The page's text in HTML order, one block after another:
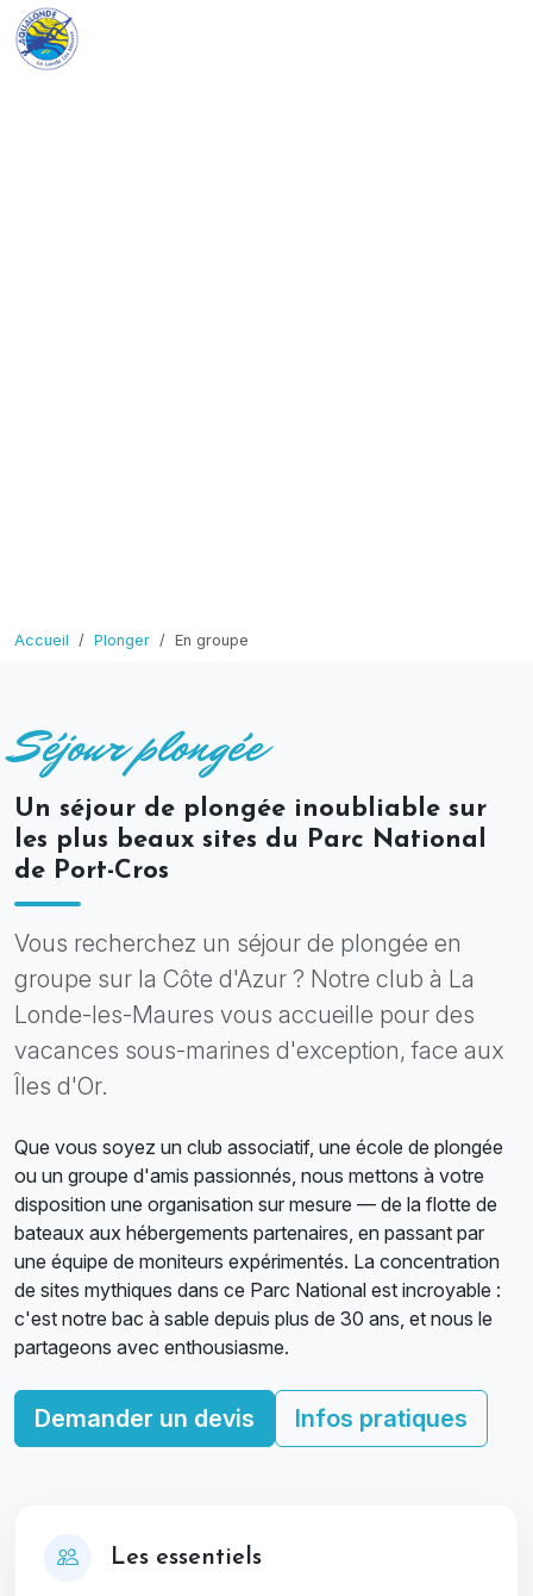
Accueil Plonger En groupe
Séjour plongée
Un séjour de plongée inoubliable sur
les plus beaux sites du Parc National
de Port-Cros
Vous recherchez un séjour de plongée en
groupe sur la Côte d'Azur ? Notre club à La
Londe-les-Maures vous accueille pour des
vacances sous-marines d'exception, face aux
Îles d'Or.
Que vous soyez un club associatif, une école de plongée
ou un groupe d'amis passionnés, nous mettons à votre
disposition une organisation sur mesure — de la flotte de
bateaux aux hébergements partenaires, en passant par
une équipe de moniteurs expérimentés. La concentration
de sites mythiques dans ce Parc National est incroyable :
c'est notre bac à sable depuis plus de 30 ans, et nous le
partageons avec enthousiasme.
Demander un devis Infos pratiques
Les essentiels